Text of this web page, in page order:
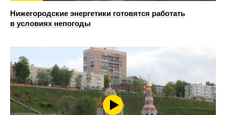
Нижегородские энергетики готовятся работать
в условиях непогоды